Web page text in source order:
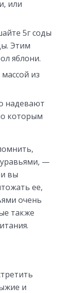
или
5г соды
Этим
яблони.
из
надевают
которым
—
вы
ее,
очень
также
и